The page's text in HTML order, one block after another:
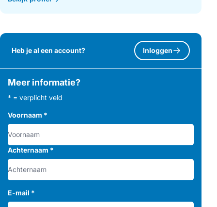
Heb je al een account? Inloggen
Meer informatie?
* = verplicht veld
Voornaam *
Achternaam *
E-mail *